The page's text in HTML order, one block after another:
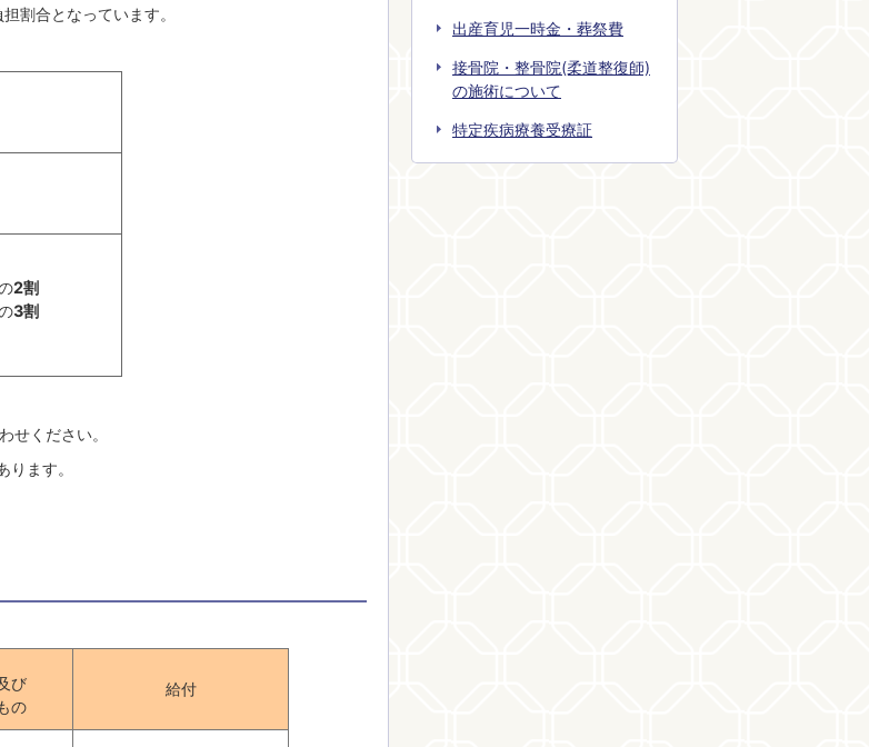
割合となっています。
2割
3割
せください。
ます。
び
の
給付
出産育児一時金・葬祭費
接骨院・整骨院(柔道整復師)
の施術について
特定疾病療養受療証